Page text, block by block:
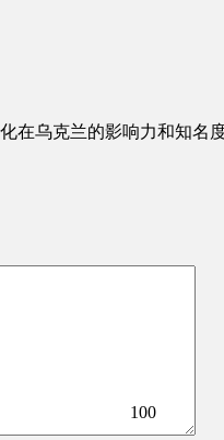
乌克兰的影响力和知
100